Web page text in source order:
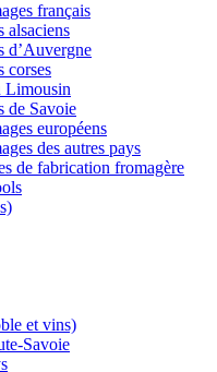
français
alsaciens
d’Auvergne
corses
Limousin
de Savoie
européens
des autres pays
de fabrication fromagère
et vins)
Savoie